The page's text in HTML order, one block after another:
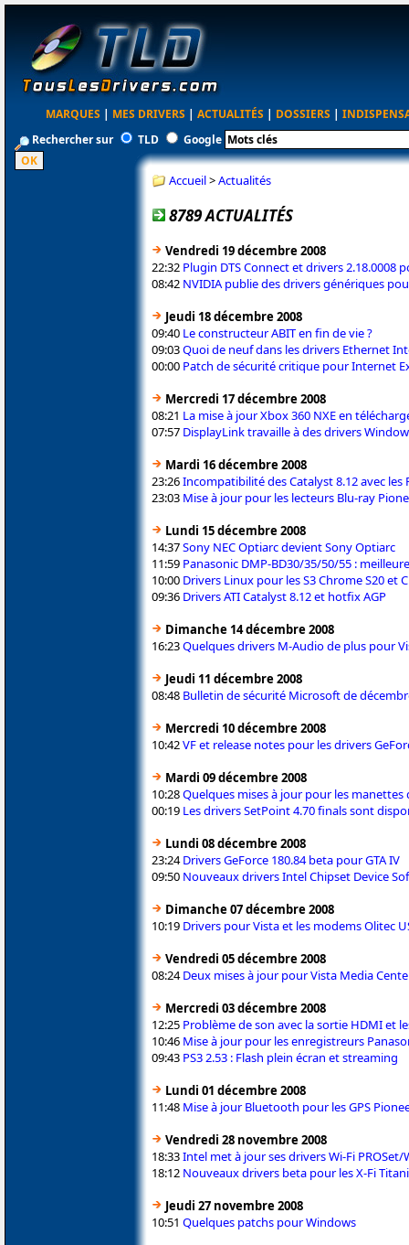
MARQUES | MES DRIVERS | ACTUALITÉS | DOSSIERS |
Rechercher sur
TLD Google
Accueil>Actualités
8789 ACTUALITÉS
Vendredi 19 décembre 2008
22:32 Plugin DTS Connect et drivers 2.18.0008
08:42 NVIDIA publie des drivers génériques
Jeudi 18 décembre 2008
09:40 Le constructeur ABIT en fin de vie ?
09:03Quoi de neuf dans les drivers Ethernet
00:00 Patch de sécurité critique pour Internet
Mercredi 17 décembre 2008
08:21 La mise à jour Xbox 360 NXE en
07:57 DisplayLink travaille à des drivers
Mardi 16 décembre 2008
23:26Incompatibilité des Catalyst 8.12 avec les
23:03 Mise à jour pour les lecteurs Blu-ray
Lundi 15 décembre 2008
14:37Sony NEC Optiarc devient Sony Optiarc
11:59 Panasonic DMP-BD30/35/50/55 :
10:00 Drivers Linux pour les S3 Chrome S20 et
09:36 Drivers ATI Catalyst 8.12 et hotfix AGP
Dimanche 14 décembre 2008
16:23Quelques drivers M-Audio de plus pour
Jeudi 11 décembre 2008
08:48 Bulletin de sécurité Microsoft de
Mercredi 10 décembre 2008
10:42VF et release notes pour les drivers
Mardi 09 décembre 2008
10:28Quelques mises à jour pour les manettes
00:19 Les drivers SetPoint 4.70 finals sont
Lundi 08 décembre 2008
23:24Drivers GeForce 180.84 beta pour GTA IV
09:50 Nouveaux drivers Intel Chipset Device
Dimanche 07 décembre 2008
10:19 Drivers pour Vista et les modems Olitec
Vendredi 05 décembre 2008
08:24Deux mises à jour pour Vista Media
Mercredi 03 décembre 2008
12:25 Problème de son avec la sortie HDMI et
10:46 Mise à jour pour les enregistreurs
09:43 PS3 2.53 : Flash plein écran et streaming
Lundi 01 décembre 2008
11:48 Mise à jour Bluetooth pour les GPS
Vendredi 28 novembre 2008
18:33Intel met à jour ses drivers Wi-Fi PROSet/
18:12 Nouveaux drivers beta pour les X-Fi
Jeudi 27 novembre 2008
10:51 Quelques patchs pour Windows